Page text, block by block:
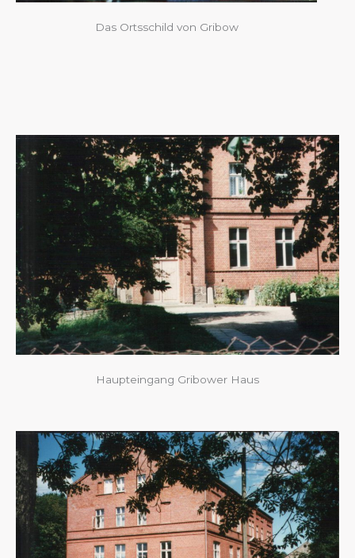
Das Ortsschild von Gribow
Haupteingang Gribower Haus